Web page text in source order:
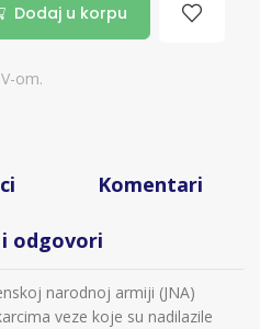
Dodaj u korpu
om.
Komentari
odgovori
narodnoj armiji (JNA)
veze koje su nadilazile